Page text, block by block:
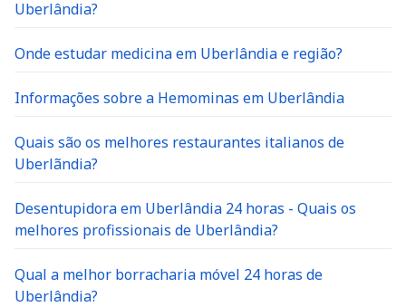
Uberlândia?
Onde estudar medicina em Uberlândia e região?
Informações sobre a Hemominas em Uberlândia
Quais são os melhores restaurantes italianos de
Uberlãndia?
Desentupidora em Uberlândia 24 horas - Quais os
melhores profissionais de Uberlândia?
Qual a melhor borracharia móvel 24 horas de
Uberlândia?